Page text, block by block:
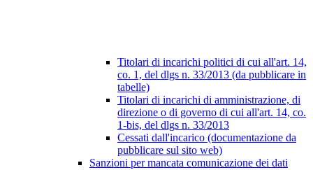
Titolari di incarichi politici di cui all'art. 14,
co. 1, del dlgs n. 33/2013 (da pubblicare in
tabelle)
Titolari di incarichi di amministrazione, di
direzione o di governo di cui all'art. 14, co.
1-bis, del dlgs n. 33/2013
Cessati dall'incarico (documentazione da
pubblicare sul sito web)
Sanzioni per mancata comunicazione dei dati